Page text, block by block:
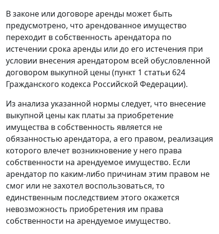
В законе или договоре аренды может быть
предусмотрено, что арендованное имущество
переходит в собственность арендатора по
истечении срока аренды или до его истечения при
условии внесения арендатором всей обусловленной
договором выкупной цены (пункт 1 статьи 624
Гражданского кодекса Российской Федерации).
Из анализа указанной нормы следует, что внесение
выкупной цены как платы за приобретение
имущества в собственность является не
обязанностью арендатора, а его правом, реализация
которого влечет возникновение у него права
собственности на арендуемое имущество. Если
арендатор по каким-либо причинам этим правом не
смог или не захотел воспользоваться, то
единственным последствием этого окажется
невозможность приобретения им права
собственности на арендуемое имущество.